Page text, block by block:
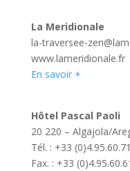
La Meridionale
la-traversee-
www.lameridionale.fr
En savoir +
Hôtel Pascal Paoli
20 220 – Algajola/
Tél. : +33
Fax. : +33